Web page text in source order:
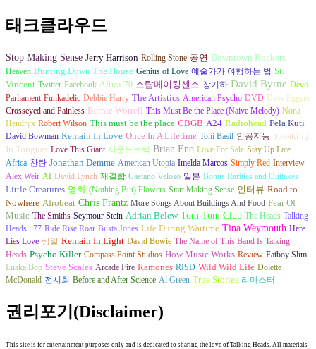
태크클라우드
Stop Making Sense Jerry Harrison Rolling Stone 공연 Downtown Rockers
Heaven Burning Down The House Genius of Love 예술가가 여행하는 법 St.
Vincent Twitter Facebook Africa '70 스탑메이킹센스 장기하 David Byrne Devo
Parliament-Funkadelic Debbie Harry The Artistics American Psycho DVD Dave Eggers
Crosseyed and Painless Bernie Worrell This Must Be the Place (Naive Melody) Nona
Hendryx Robert Wilson This must be the place CBGB A24 Radiohead Fela Kuti
David Bowman Remain In Love Once In A Lifetime Toni Basil 인공지능 Speaking
In Tongues Love This Giant 사운드트랙 Brian Eno Love For Sale Stay Up Late
Africa 찬란 Jonathan Demme American Utopia Imelda Marcos Simply Red Interview
Alex Weir AI David Lynch 재결합 Caetano Veloso 일본 Bonus Rarities and Outtakes
Little Creatures 영화 (Nothing But) Flowers Start Making Sense 인터뷰 Road to
Nowhere Afrobeat Chris Frantz More Songs About Buildings And Food Fear Of
Music The Smiths Seymour Stein Adrian Belew Tom Tom Club The Heads Talking
Heads : 77 Ride Rise Roar Busta Jones Life During Wartime Tina Weymouth Here
Lies Love 생일 Remain In Light David Bowie The Name of This Band Is Talking
Heads Psycho Killer Compass Point Studios How Music Works Review Fatboy Slim
Luaka Bop Steve Scales Arcade Fire Ramones RISD Wild Wild Life Dolette
McDonald 전시회 Before and After Science Al Green True Stories 리마스터
권리포기(Disclaimer)
This site is for entertainment purposes only and is dedicated to sharing the love of Talking Heads. All materials